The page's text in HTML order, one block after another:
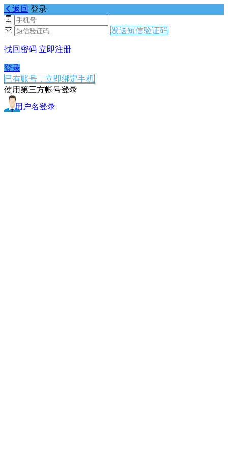
返回 登录
发送短信验证码
找回密码 立即注册
登录
已有账号，立即绑定手机
使用第三方帐号登录
用户名登录